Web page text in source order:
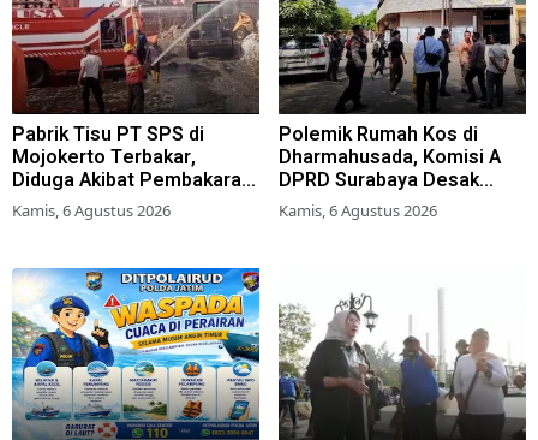
Pabrik Tisu PT SPS di
Mojokerto Terbakar,
Diduga Akibat Pembakaran
Lahan Tebu
Kamis, 6 Agustus 2026
Polemik Rumah Kos di
Dharmahusada, Komisi A
DPRD Surabaya Desak
Pemkot Terbitkan Perwali
Perda Hunian Layak
Kamis, 6 Agustus 2026